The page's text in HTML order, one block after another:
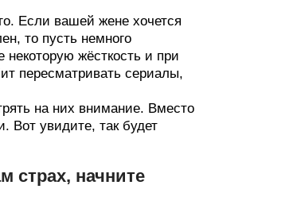
Если вашей жене хочется
то пусть немного
некоторую жёсткость и при
пересматривать сериалы,
на них внимание. Вместо
Вот увидите, так будет
страх, начните